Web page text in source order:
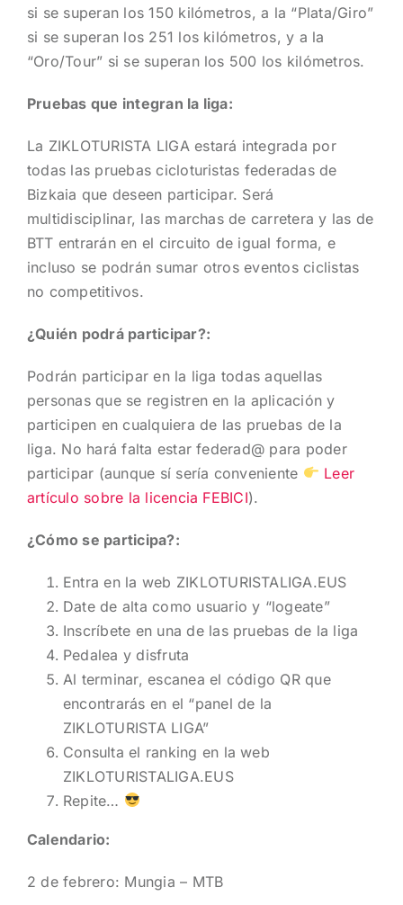
si se superan los 150 kilómetros, a la “Plata/Giro”
si se superan los 251 los kilómetros, y a la
“Oro/Tour” si se superan los 500 los kilómetros.
Pruebas que integran la liga:
La ZIKLOTURISTA LIGA estará integrada por
todas las pruebas cicloturistas federadas de
Bizkaia que deseen participar. Será
multidisciplinar, las marchas de carretera y las de
BTT entrarán en el circuito de igual forma, e
incluso se podrán sumar otros eventos ciclistas
no competitivos.
¿Quién podrá participar?:
Podrán participar en la liga todas aquellas
personas que se registren en la aplicación y
participen en cualquiera de las pruebas de la
liga. No hará falta estar federad@ para poder
participar (aunque sí sería conveniente
Leer
artículo sobre la licencia FEBICI).
¿Cómo se participa?:
Entra en la web ZIKLOTURISTALIGA.EUS
Date de alta como usuario y “logeate”
Inscríbete en una de las pruebas de la liga
Pedalea y disfruta
Al terminar, escanea el código QR que
encontrarás en el “panel de la
ZIKLOTURISTA LIGA”
Consulta el ranking en la web
ZIKLOTURISTALIGA.EUS
Repite…
Calendario:
2 de febrero: Mungia – MTB